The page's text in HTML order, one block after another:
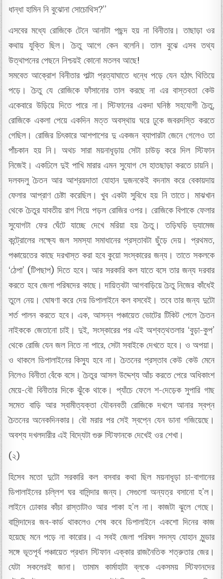
ধান্ধা হামিন নি বুঝোনা সোচোথিস?”
এসবের মধ্যে রোজিকে টেনে আনাটা পছন্দ হয় না বিনীতার। তাছাড়া ওর
কথায় যুক্তি ছিল। চৈতু আগে কেন বলেনি। তাল বুঝে এসব তথ্য
উত্থাপনের পেছনে নিশ্চয়ই কোনো মতলব আছে!
সমবেত আক্রোশ বিনীতার পাল্টা প্রত্যাঘাতে ধন্ধে পড়ে যেন হঠাৎ থিতিয়ে
পড়ে। চৈতু যে রোজিকে ফাঁসানোর তাল করছে না এর বাস্তবতা কেউ
একেবারে উড়িয়ে দিতে পারে না। স্টিফানের একদা ঘনিষ্ঠ সহযোগী চৈতু,
রোজিকে একলা পেয়ে একদিন মত্ত অবস্থায় ঘরে ঢুকে জবরদস্তি করতে
গেছিল। রোজির চিৎকারে আশপাশের দু একজন ব্যাপারটা জেনে গেলেও তা
পাঁচকান হয় নি। অথচ সারা ময়নাধূড়ায় সেটা চাউড় করে দিল স্টিফান
নিজেই। একঢিলে দুই পাখি মারার এমন সুযোগ সে হাতছাড়া করতে চায়নি।
দলবদলু চৈতন আর আশ্রয়দাতা যোহান দুজনকেই বদনাম করে বেকায়দায়
ফেলার আপ্রাণ চেষ্টা করেছিল। খুব একটা সুবিধে হয় নি তাতে। মাঝখান
থেকে চৈতুর যাবতীয় রাগ গিয়ে পড়ল রোজির ওপর। রোজিকে বিপাকে ফেলার
সুযোগটা ফের ঘেঁটে যাচ্ছে দেখে মরিয়া হয় চৈতু। তড়িঘড়ি ড্যামেজ
কন্ট্রোলের লক্ষ্যে জল সমস্যা সমাধানের প্রস্তাবটা ছুঁড়ে দেয়। প্রথমত,
পঞ্চায়েতের কাছে দরখাস্ত করা হবে কুয়ো সংস্কারের জন্য। তাতে সকলকে
‘ঠেপা’ (টিপছাপ) দিতে হবে। আর সরকারি কল যাতে বসে তার জন্য দরবার
করতে হবে জেলা পরিষদের কাছে। দায়িত্বটা আগবাড়িয়ে চৈতু নিজের কাঁধেই
তুলে নেয়। ঘোষণা করে দেয় ডিপালাইনে কল বসবেই। তবে তার জন্য দুটো
শর্ত পালন করতে হবে। এক, আসন্ন পঞ্চায়েত ভোটের টিকিট পেলে চৈতন
নাইককে জেতানো চাই। দুই, সংস্কারের পর এই অশ্বত্থতলার ‘বুড়া-কুপ’
থেকে রোজি যেন জল নিতে না পারে, সেটা সবাইকে দেখতে হবে। ও অপয়া।
ও থাকলে ডিপালাইনের কিস্যু হবে না। চৈতনের প্রস্তাব কেউ কেউ মেনে
নিলেও বিনীতা বেঁকে বসে। চৈতুর আসল উদ্দেশ্য আঁচ করতে পেরে অধিকাংশ
মেয়ে-বৌ বিনীতার দিকে ঝুঁকে থাকে। প্যাঁচে ফেলে শ-দেড়েক সুপারি গাছ
সমেত বাড়ি আর স্বামীত্যক্তা যৌবনবতী রোজিকে দখলে আনার স্বপ্ন
চৈতনের অনেকদিনকার। বৌ মরার পর সেই স্বপ্নে যেন ডানা গজিয়েছে।
অবশ্য দখলদারীর এই বিদ্যেটা গুরু স্টিফানকে দেখেই ওর শেখা।
(২)
হিসেব মতো দুটো সরকারি কল বসবার কথা ছিল ময়নাধূড়া চা-বাগানের
ডিপালাইনের চল্লিশ ঘর বাসিন্দার জন্য। সেগুলো অন্যত্র বসানো হ’ল।
লাইনে ঢোকার কাঁচা রাস্তাটাও আর পাকা হ’ল না। কাজটা ঝুলে গেছে।
বাসিন্দাদের জব-কার্ড থাকলেও শেষ কবে ডিপালাইনে একশো দিনের কাজ
হয়েছে মনে পড়ে না কারোর। এ সবই জেলা পরিষদ সদস্য যোহান মুন্ডার
সঙ্গে ভূতপূর্ব পঞ্চায়েত প্রধান স্টিফান এক্কার রাজনৈতিক শত্রুতার জের।
যেটা সকলেরই জানা। তামাম কার্মাহাটা ব্লকে একসময় স্টিফানদের